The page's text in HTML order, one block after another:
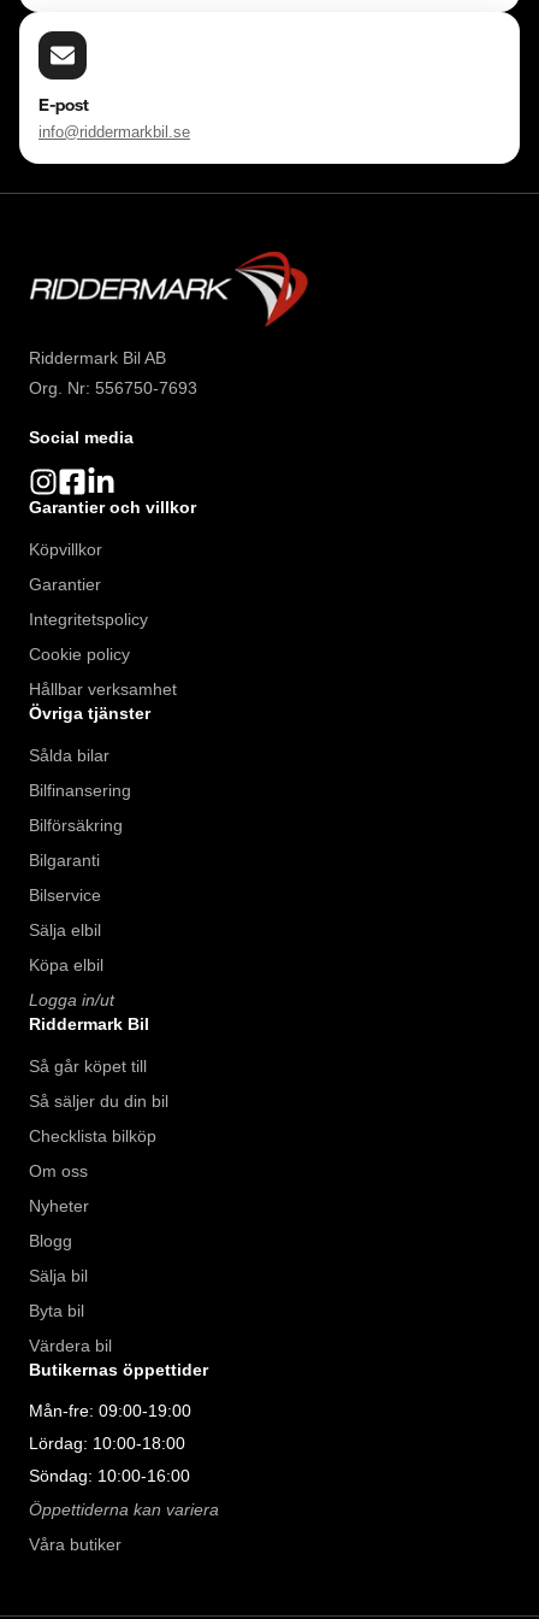
E-post
info@riddermarkbil.se
Riddermark Bil AB
Org. Nr: 556750-7693
Social media
Garantier och villkor
Köpvillkor
Garantier
Integritetspolicy
Cookie policy
Hållbar verksamhet
Övriga tjänster
Sålda bilar
Bilfinansering
Bilförsäkring
Bilgaranti
Bilservice
Sälja elbil
Köpa elbil
Logga in/ut
Riddermark Bil
Så går köpet till
Så säljer du din bil
Checklista bilköp
Om oss
Nyheter
Blogg
Sälja bil
Byta bil
Värdera bil
Butikernas öppettider
Mån-fre: 09:00-19:00
Lördag: 10:00-18:00
Söndag: 10:00-16:00
Öppettiderna kan variera
Våra butiker